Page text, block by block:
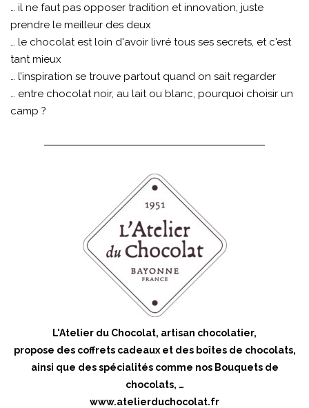
… il ne faut pas opposer tradition et innovation, juste
prendre le meilleur des deux
… le chocolat est loin d'avoir livré tous ses secrets, et c'est
tant mieux
… l’inspiration se trouve partout quand on sait regarder
… entre chocolat noir, au lait ou blanc, pourquoi choisir un
camp ?
L'Atelier du Chocolat, artisan chocolatier,
propose des coffrets cadeaux et des boîtes de chocolats,
ainsi que des spécialités comme nos Bouquets de
chocolats, …
www.atelierduchocolat.fr